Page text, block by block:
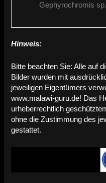
Gephyrochromis sp.
Hinweis:
Bitte beachten Sie: Alle auf
Bilder wurden mit
jeweiligen Eigentümers
www.malawi-guru.de! Das
urheberrechtlich
ohne die Zustimmung des
gestattet.